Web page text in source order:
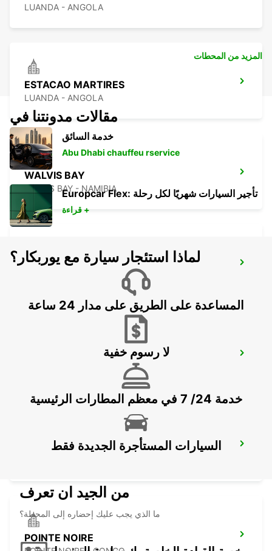
LUANDA - ANGOLA
ESTACAO MARTIRES
LUANDA - ANGOLA
WALVIS BAY
WALVIS BAY - NAMIBIA
WINDHOEK
WINDHOEK AIRPORT
POINTE NOIRE
المزيد من المحطات
مقالات مدونتنا في
خدمة السائق
Abu Dhabi chauffeu rservice
Europcar Flex: تأجير السيارات شهريًا لكل رحلة
قراءة +
لماذا استئجار سيارة مع يوربكار؟
المساعدة على الطريق على مدار 24 ساعة
لا رسوم خفية
خدمة 24/ 7 في معظم المطارات الرئيسية
السيارات المستأجرة الجديدة فقط
من الجيد ان تعرف
ما الذي يجب عليك إحضاره إلى المحطة؟